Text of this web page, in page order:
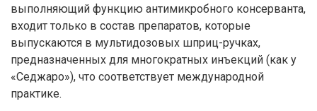
выполняющий функцию антимикробного консерванта,
входит только в состав препаратов, которые
выпускаются в мультидозовых шприц-ручках,
предназначенных для многократных инъекций (как у
«Седжаро»), что соответствует международной
практике.